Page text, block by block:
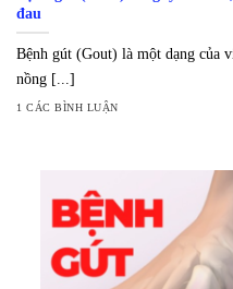
đau
Bệnh gút (Gout) là một dạng của
nồng [...]
1 CÁC BÌNH LUẬN